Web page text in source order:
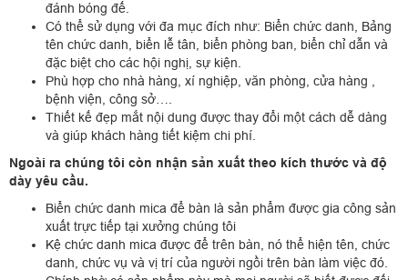
đánh bóng đế.
Có thể sử dụng với đa mục đích như: Biển chức danh, Bảng
tên chức danh, biển lễ tân, biển phòng ban, biển chỉ dẫn và
đặc biệt cho các hội nghị, sự kiện.
Phù hợp cho nhà hàng, xí nghiệp, văn phòng, cửa hàng ,
bệnh viện, công sở….
Thiết kế đẹp mắt nội dung được thay đổi một cách dễ dàng
và giúp khách hàng tiết kiệm chi phí.
Ngoài ra chúng tôi còn nhận sản xuất theo kích thước và độ
dày yêu cầu.
Biển chức danh mica để bàn là sản phẩm được gia công sản
xuất trực tiếp tại xưởng chúng tôi
Kệ chức danh mica được để trên bàn, nó thể hiện tên, chức
danh, chức vụ và vị trí của người ngồi trên bàn làm việc đó.